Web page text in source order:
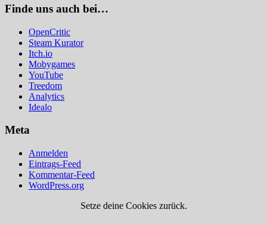
Finde uns auch bei…
OpenCritic
Steam Kurator
Itch.io
Mobygames
YouTube
Treedom
Analytics
Idealo
Meta
Anmelden
Eintrags-Feed
Kommentar-Feed
WordPress.org
Setze deine Cookies zurück.